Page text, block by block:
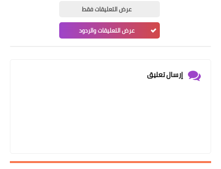
عرض التعليقات فقط
عرض التعليقات والردود
إرسال تعليق